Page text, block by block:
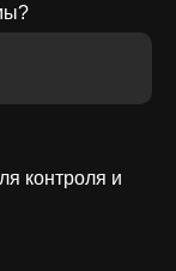
контроля и